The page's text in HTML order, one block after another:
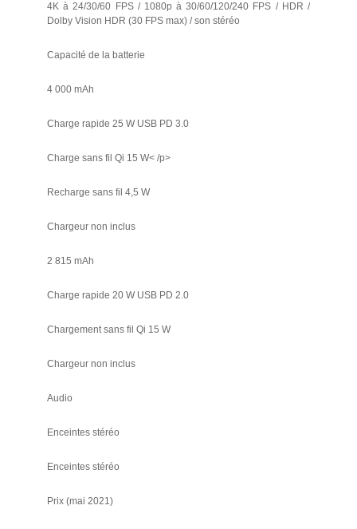
4K à 24/30/60 FPS / 1080p à 30/60/120/240 FPS / HDR /
Dolby Vision HDR (30 FPS max) / son stéréo
Capacité de la batterie
4 000 mAh
Charge rapide 25 W USB PD 3.0
Charge sans fil Qi 15 W< /p>
Recharge sans fil 4,5 W
Chargeur non inclus
2 815 mAh
Charge rapide 20 W USB PD 2.0
Chargement sans fil Qi 15 W
Chargeur non inclus
Audio
Enceintes stéréo
Enceintes stéréo
Prix (mai 2021)